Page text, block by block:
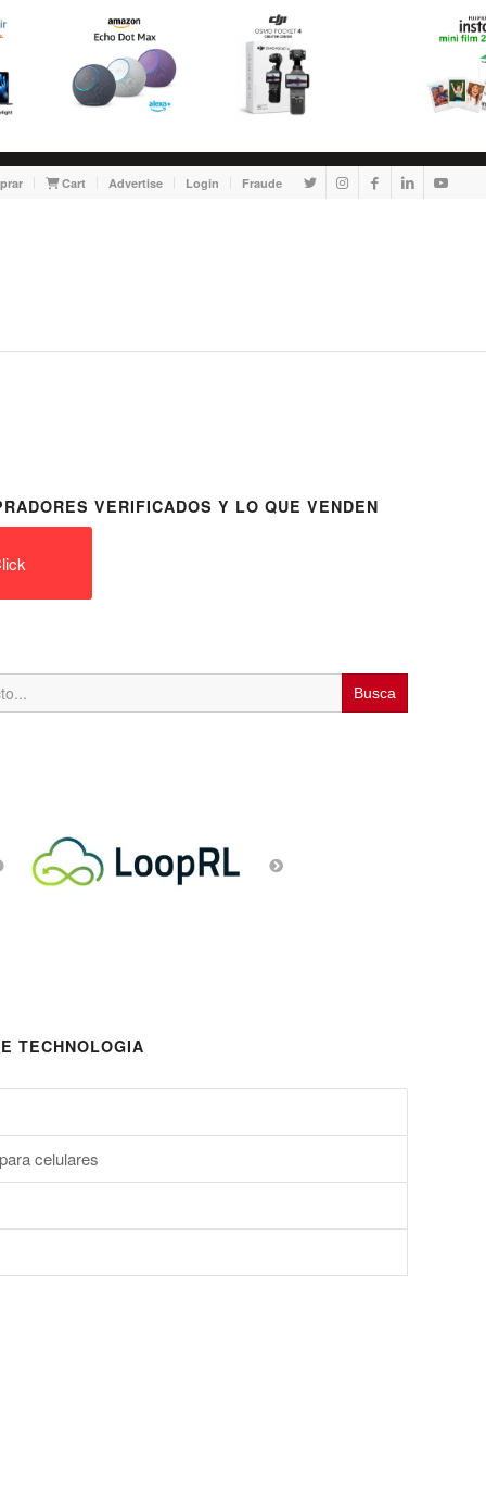
Cart Advertise Login Fraude
VERIFICADOS Y LO QUE VENDEN
TECHNOLOGIA
celulares